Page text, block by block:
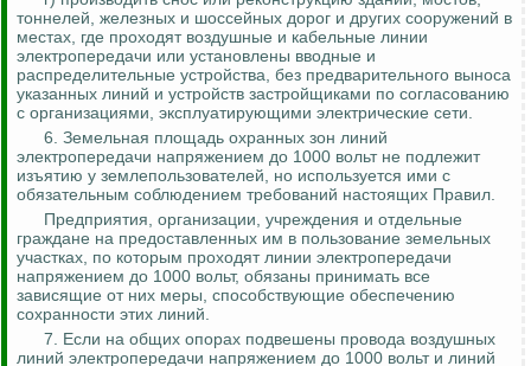
тоннелей, железных и шоссейных дорог и других сооружений в
местах, где проходят воздушные и кабельные линии
электропередачи или установлены вводные и
распределительные устройства, без предварительного выноса
указанных линий и устройств застройщиками по согласованию
с организациями, эксплуатирующими электрические сети.
6. Земельная площадь охранных зон линий
электропередачи напряжением до 1000 вольт не подлежит
изъятию у землепользователей, но используется ими с
обязательным соблюдением требований настоящих Правил.
Предприятия, организации, учреждения и отдельные
граждане на предоставленных им в пользование земельных
участках, по которым проходят линии электропередачи
напряжением до 1000 вольт, обязаны принимать все
зависящие от них меры, способствующие обеспечению
сохранности этих линий.
7. Если на общих опорах подвешены провода воздушных
линий электропередачи напряжением до 1000 вольт и линий